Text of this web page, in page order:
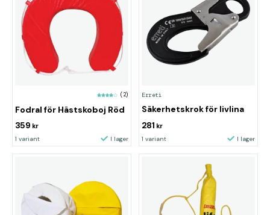
(2)
Fodral för Hästskoboj Röd
359 kr
1 variant I lager
Erreti
Säkerhetskrok för livlina
281 kr
1 variant I lager